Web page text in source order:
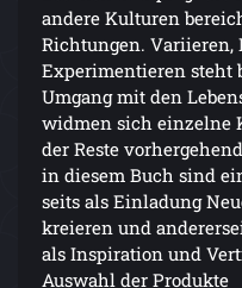
andere Kulturen
Richtungen. Variieren,
Experimentieren steht
Umgang mit den
widmen sich einzelne
der Reste
in diesem Buch sind
seits als Einladung
kreieren und
als Inspiration und
Auswahl der Produkte